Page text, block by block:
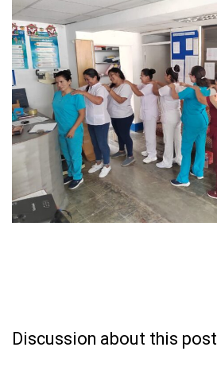
Discussion about this post